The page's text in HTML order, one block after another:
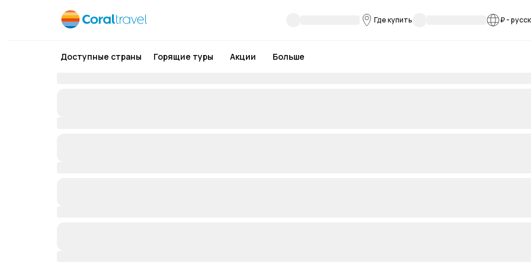
Где купить ₽-
Доступные страны Горящие туры Акции Больше